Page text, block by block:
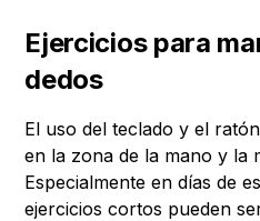
Ejercicios para
dedos
El uso del teclado y el
en la zona de la mano y la
Especialmente en días de
ejercicios cortos pueden